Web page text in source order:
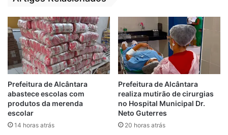
Prefeitura de Alcântara
abastece escolas com
produtos da merenda
escolar
14 horas atrás
Prefeitura de Alcântara
realiza mutirão de cirurgias
no Hospital Municipal Dr.
Neto Guterres
20 horas atrás